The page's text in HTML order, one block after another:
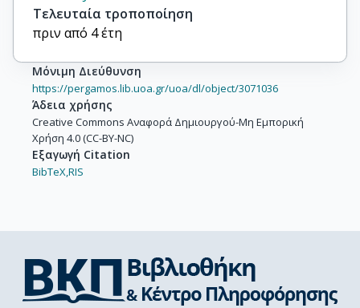
Τελευταία τροποποίηση
πριν από 4 έτη
Μόνιμη Διεύθυνση
https://pergamos.lib.uoa.gr/uoa/dl/object/3071036
Άδεια χρήσης
Creative Commons Αναφορά Δημιουργού-Μη Εμπορική
Χρήση 4.0 (CC-BY-NC)
Εξαγωγή Citation
BibTeX,RIS